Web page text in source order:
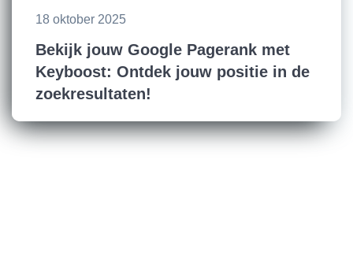
18 oktober 2025
Bekijk jouw Google Pagerank met
Keyboost: Ontdek jouw positie in de
zoekresultaten!